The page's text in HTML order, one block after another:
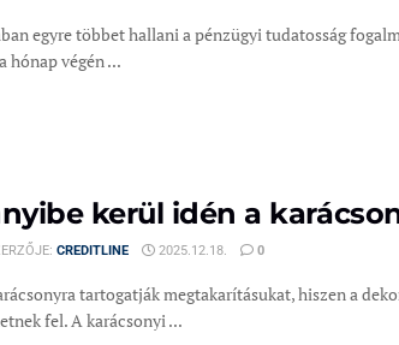
egyre többet hallani a pénzügyi tudatosság
hónap végén ...
kerül idén a
CREDITLINE 2025.12.18. 0
tartogatják megtakarításukat, hiszen a
fel. A karácsonyi ...